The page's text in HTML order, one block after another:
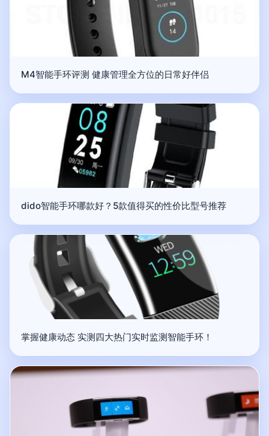
M4智能手环评测 健康管理全方位的日常好伴侣
dido智能手环哪款好？5款值得买的性价比型号推荐
掌握健康动态 实测四大热门实时监测智能手环！